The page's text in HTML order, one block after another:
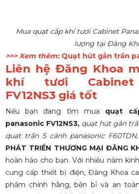
Mua quạt cấp khí tươi Cabinet
lượng tại Đăng
>>> Xem thêm: Quạt hút gắn trần
Liên hệ Đăng Khoa
khí tươi Cabinet
FV12NS3 giá tốt
Nếu bạn đang tìm mua quạt
panasonic FV12NS3, quạt hút gắn
quạt trần 5 cánh panasonic F60TDN,
PHÁT TRIỂN THƯƠNG MẠI ĐĂNG
hoàn hảo cho bạn. Với nhiều năm
cung cấp thiết bị điện, Đăng Khoa
phẩm chính hãng, bền bỉ và an